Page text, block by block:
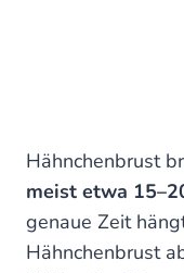
Hähnchenbrust
meist etwa
genaue Zeit
Hähnchenbrust